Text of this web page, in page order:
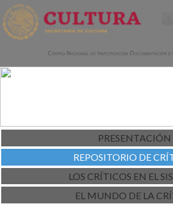
PRESENTACIÓN
REPOSITORIO DE
LOS CRÍTICOS EN EL
EL MUNDO DE LA